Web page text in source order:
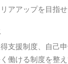
アアップを目指せ
支援制度、自己申
働ける制度を整え